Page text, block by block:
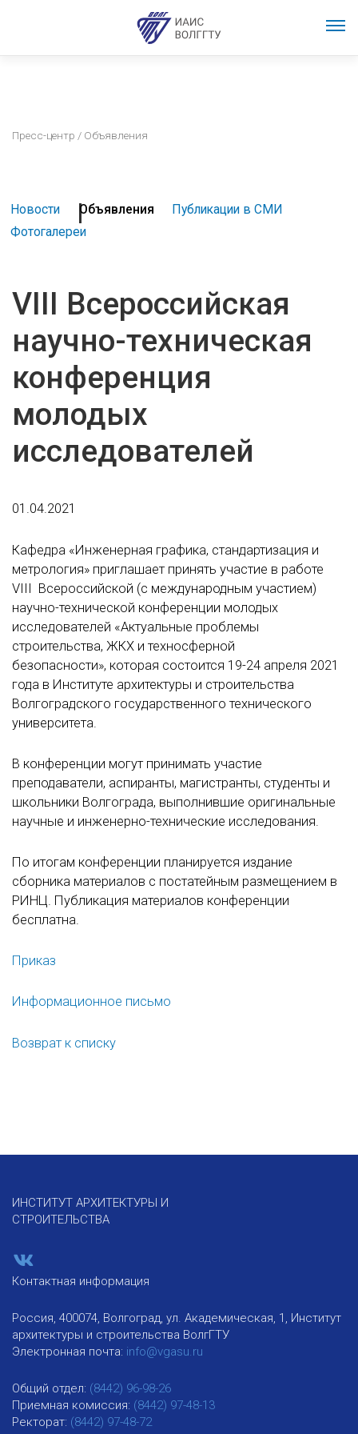
Пресс-центр / Объявления
Новости Объявления
Публикации в СМИ
Фотогалереи
VIII Всероссийская
научно-техническая
конференция
молодых
исследователей
01.04.2021
Кафедра «Инженерная графика, стандартизация и
метрология» приглашает принять участие в работе
VIII Всероссийской (с международным участием)
научно-технической конференции молодых
исследователей «Актуальные проблемы
строительства, ЖКХ и техносферной
безопасности», которая состоится 19-24 апреля 2021
года в Институте архитектуры и строительства
Волгоградского государственного технического
университета.
В конференции могут принимать участие
преподаватели, аспиранты, магистранты, студенты и
школьники Волгограда, выполнившие оригинальные
научные и инженерно-технические исследования.
По итогам конференции планируется издание
сборника материалов с постатейным размещением в
РИНЦ. Публикация материалов конференции
бесплатна.
Приказ
Информационное письмо
Возврат к списку
ИНСТИТУТ АРХИТЕКТУРЫ И
СТРОИТЕЛЬСТВА
Контактная информация
Россия, 400074, Волгоград, ул. Академическая, 1, Институт
архитектуры и строительства ВолгГТУ
Электронная почта: info@vgasu.ru
Общий отдел: (8442) 96-98-26
Приемная комиссия: (8442) 97-48-13
Ректорат: (8442) 97-48-72